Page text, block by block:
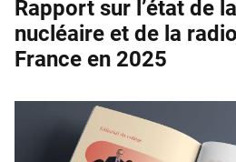
Rapport sur l’état de
nucléaire et de la
France en 2025